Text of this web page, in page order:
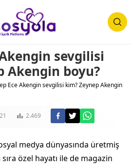
sevgilisi
Akengin boyu?
Ece Akengin sevgilisi kim? Zeynep Akengin
2.469
medya dünyasında üretmiş
özel hayatı ile de magazin